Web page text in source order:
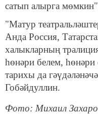
сатып алырга
"Матур
Анда Россия,
халыкларның
һөнәри белем, һөнәри
тарихы да
Гобәйдуллин.
Фото: Михаил